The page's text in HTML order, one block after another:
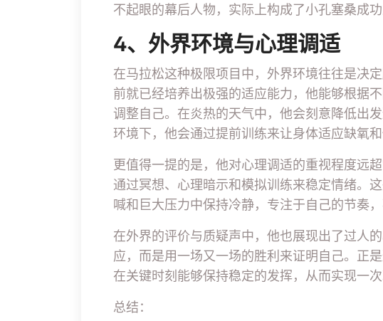
不起眼的幕后人物，实际上构成了小孔塞桑成
4、外界环境与心理调适
在马拉松这种极限项目中，外界环境往往是决
前就已经培养出极强的适应能力，他能够根据
调整自己。在炎热的天气中，他会刻意降低出
环境下，他会通过提前训练来让身体适应缺氧和
更值得一提的是，他对心理调适的重视程度远
通过冥想、心理暗示和模拟训练来稳定情绪。
喊和巨大压力中保持冷静，专注于自己的节奏
在外界的评价与质疑声中，他也展现出了过人
应，而是用一场又一场的胜利来证明自己。正
在关键时刻能够保持稳定的发挥，从而实现一次
总结：